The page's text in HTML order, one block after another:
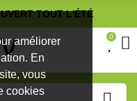
améliorer
En
vous
cookies
TOUT L'ÉTÉ
0